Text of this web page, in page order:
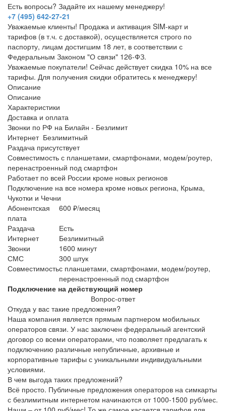
Есть вопросы? Задайте их нашему менеджеру!
+7 (495) 642-27-21
Уважаемые клиенты! Продажа и активация SIM-карт и
тарифов (в т.ч. с доставкой), осуществляется строго по
паспорту, лицам достигшим 18 лет, в соответствии с
Федеральным Законом "О связи" 126-ФЗ.
Уважаемые покупатели! Сейчас действует скидка 10% на все
тарифы. Для получения скидки обратитесь к менеджеру!
Описание
Описание
Характеристики
Доставка и оплата
Звонки по РФ на Билайн - Безлимит
Интернет Безлимитный
Раздача присутствует
Совместимость с планшетами, смартфонами, модем/роутер,
перенастроенный под смартфон
Работает по всей России кроме новых регионов
Подключение на все номера кроме новых региона, Крыма,
Чукотки и Чечни
Абонентская
плата
600 ₽/месяц
Раздача
Есть
Интернет
Безлимитный
Звонки
1600 минут
СМС
300 штук
Совместимостьс планшетами, смартфонами, модем/роутер,
перенастроенный под смартфон
Подключение на действующий номер
Вопрос-ответ
Откуда у вас такие предложения?
Наша компания является прямым партнером мобильных
операторов связи. У нас заключен федеральный агентский
договор со всеми операторами, что позволяет предлагать к
подключению различные непубличные, архивные и
корпоративные тарифы с уникальными индивидуальными
условиями.
В чем выгода таких предложений?
Всё просто. Публичные предложения операторов на симкарты
с безлимитным интернетом начинаются от 1000-1500 руб/мес.